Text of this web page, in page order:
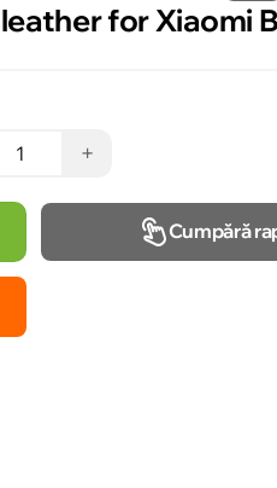
for Xiaomi
+
Cumpără